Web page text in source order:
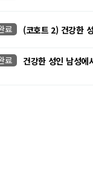
료 (코호트 2) 건강한
료 건강한 성인 남성